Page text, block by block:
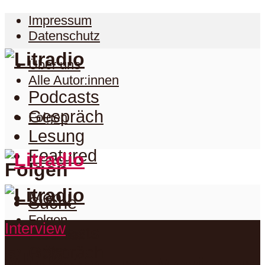
Impressum
Datenschutz
Über uns
Alle Autor:innen
Folgen
Folgen
Folgen
Facebook
Podcasts
Gespräch
Lesung
Featured
Menu
Suche
Podcasts
Interview